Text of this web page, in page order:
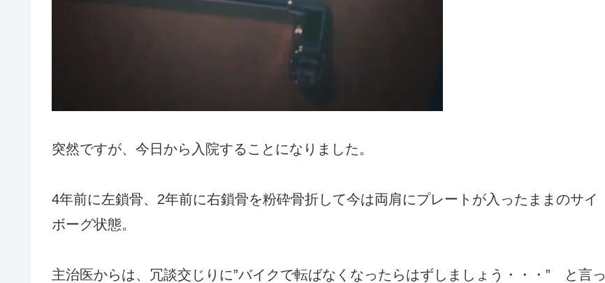
突然ですが、今日から入院することになりました。
4年前に左鎖骨、2年前に右鎖骨を粉砕骨折して今は両肩にプレートが入ったままのサイ
ボーグ状態。
主治医からは、冗談交じりに”バイクで転ばなくなったらはずしましょう・・・” と言っ